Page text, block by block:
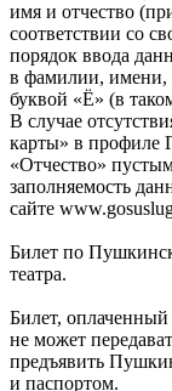
имя и отчество
соответствии со
порядок ввода
в фамилии, имени,
буквой «Ё» (в
В случае
карты» в профиле
«Отчество»
заполняемость
сайте
Билет по
театра.
Билет,
не может
предъявить
и паспортом.